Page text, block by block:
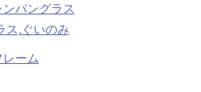
パングラス
ス,ぐいのみ
ーム